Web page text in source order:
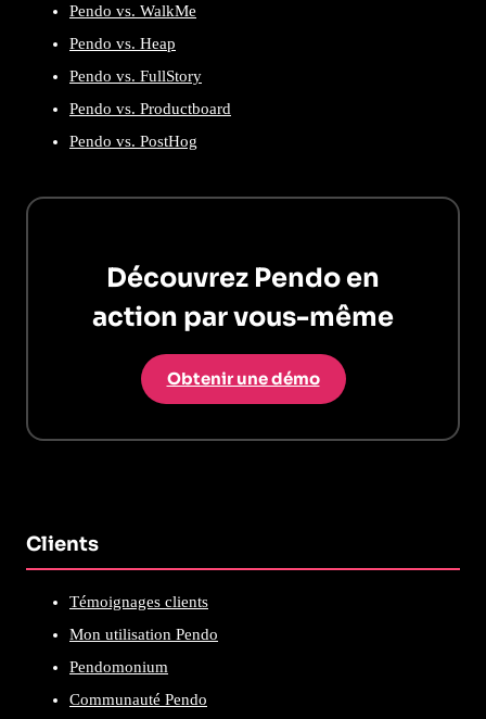
Pendo vs. WalkMe
Pendo vs. Heap
Pendo vs. FullStory
Pendo vs. Productboard
Pendo vs. PostHog
Découvrez Pendo en
action par vous-même
Obtenir une démo
Clients
Témoignages clients
Mon utilisation Pendo
Pendomonium
Communauté Pendo